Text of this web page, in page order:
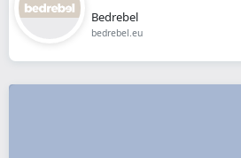
Bedrebel
bedrebel.eu